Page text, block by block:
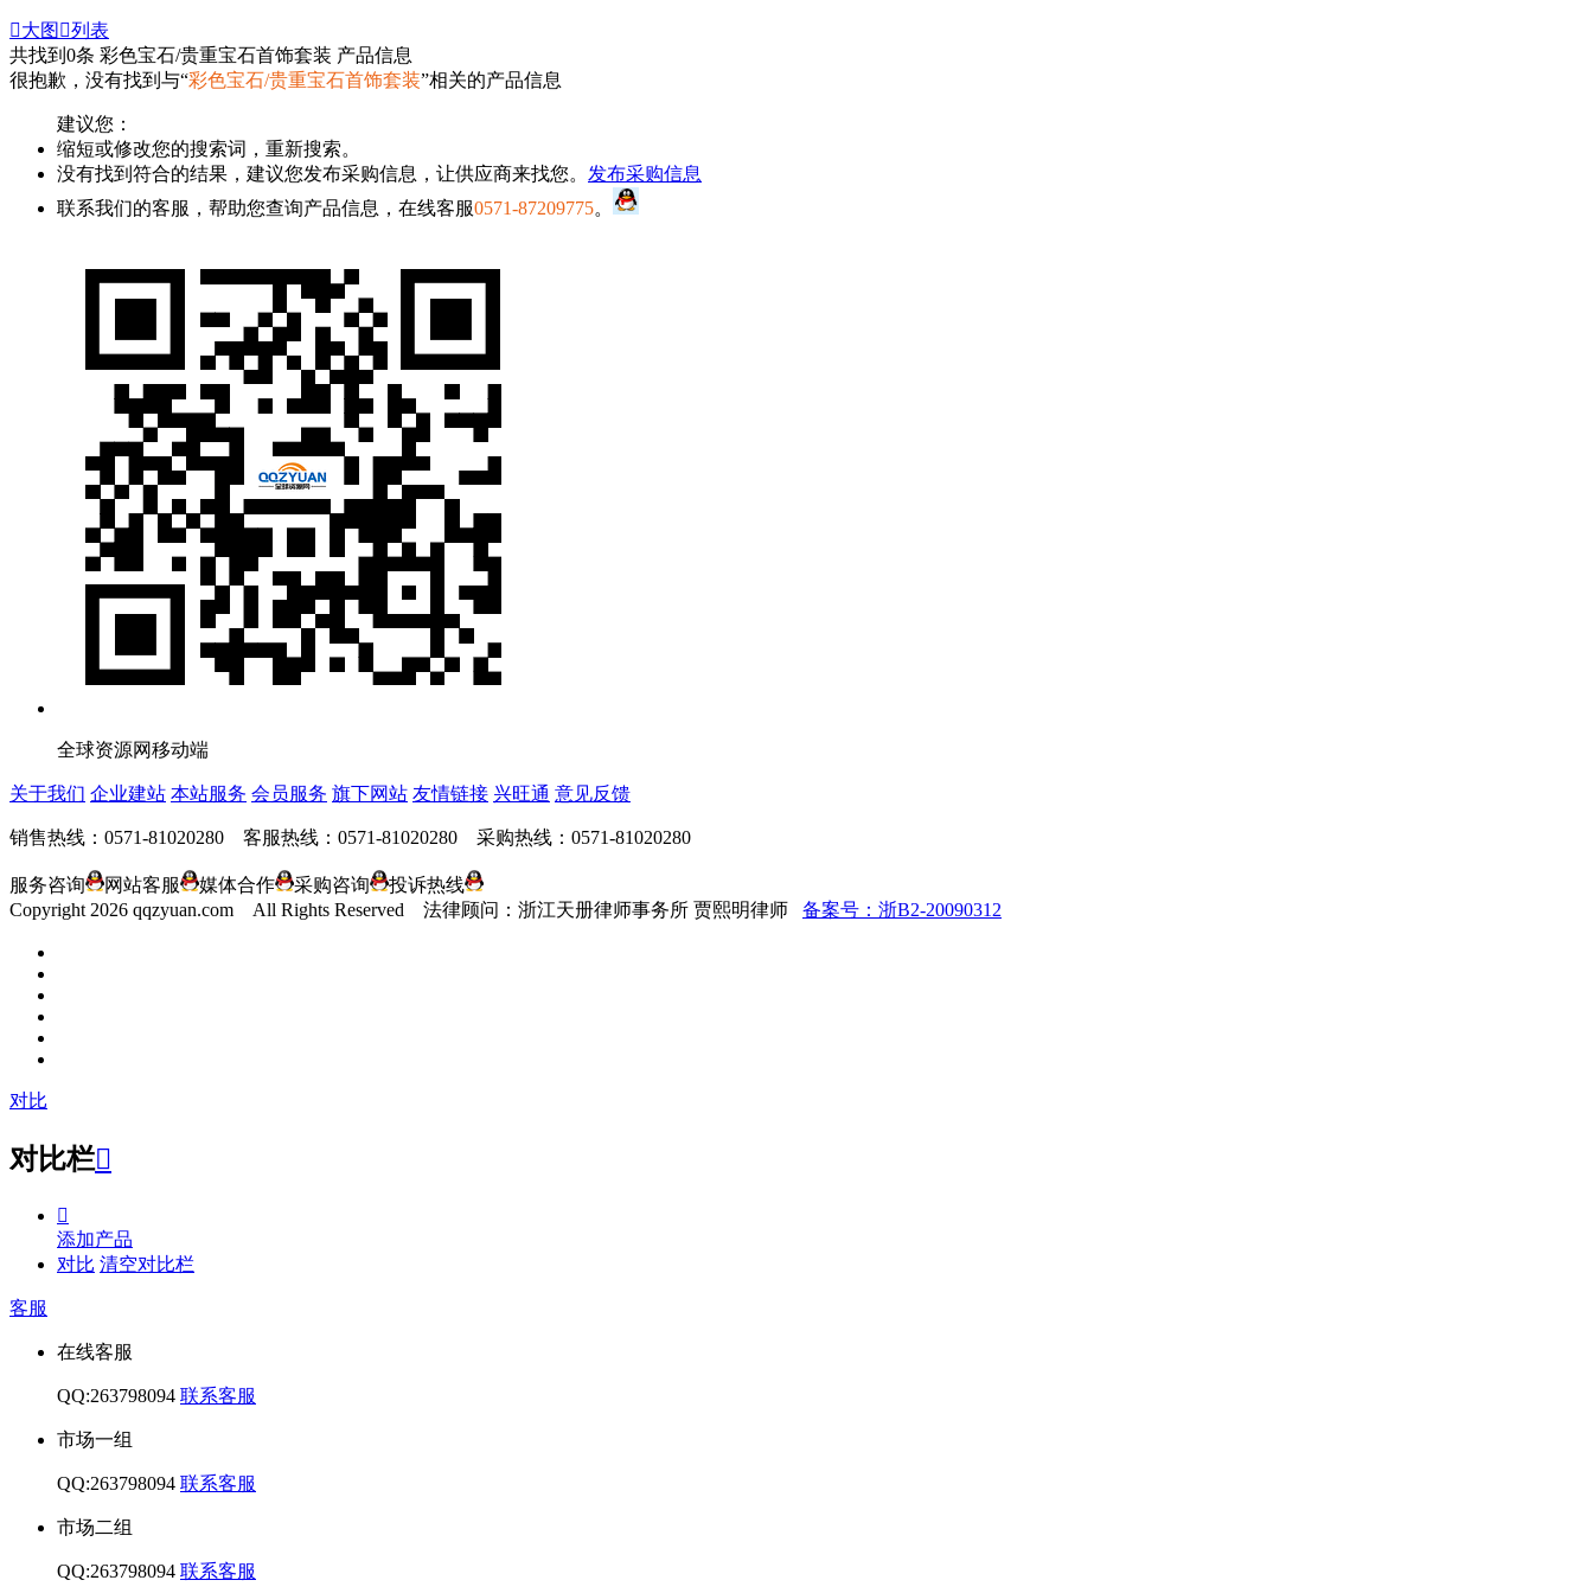
大图 列表
共找到 0条 彩色宝石/贵重宝石首饰套装 产品信息
很抱歉，没有找到与“彩色宝石/贵重宝石首饰套装”相关的产品信息
建议您：
缩短或修改您的搜索词，重新搜索。
没有找到符合的结果，建议您发布采购信息，让供应商来找您。 发布采购信息
联系我们的客服，帮助您查询产品信息，在线客服0571-87209775。
全球资源网移动端
关于我们 企业建站 本站服务 会员服务 旗下网站 友情链接 兴旺通 意见反馈
销售热线：0571-81020280 客服热线：0571-81020280 采购热线：0571-81020280
服务咨询 网站客服 媒体合作 采购咨询
投诉热线
Copyright 2026 qqzyuan.com All Rights Reserved 法律顾问：浙江天册律师事务所 贾熙明律师 备案号：浙B2-20090312
对比
对比栏

添加产品
对比 清空对比栏
客服
在线客服
QQ:263798094 联系客服
市场一组
QQ:263798094 联系客服
市场二组
QQ:263798094 联系客服